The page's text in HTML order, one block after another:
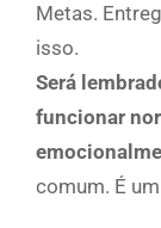
Metas.
isso.
Será
funcionar
comum. É um